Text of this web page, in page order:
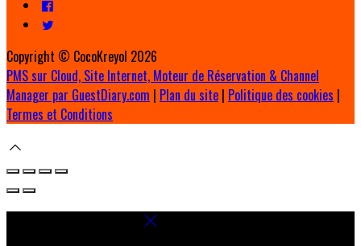
Copyright © CocoKreyol 2026
PMS sur Cloud, Site Internet, Moteur de Réservation & Channel
Manager par GuestDiary.com | Plan du site | Politique des cookies |
Termes et Conditions